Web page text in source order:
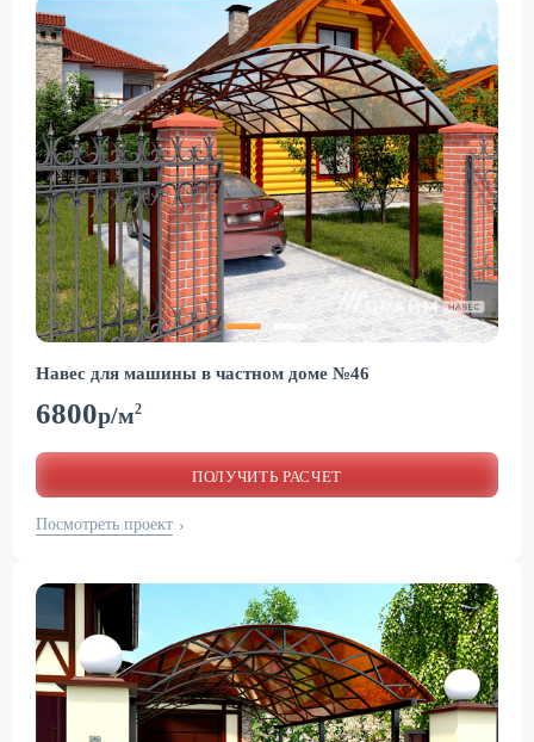
Навес для машины в частном доме №46
6800р/м2
ПОЛУЧИТЬ РАСЧЕТ
Посмотреть проект ›